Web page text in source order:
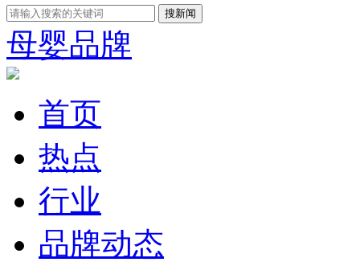
母婴品牌
首页
热点
行业
品牌动态